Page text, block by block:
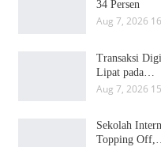
34 Persen
Aug 7, 2026
Transaksi
Lipat pada…
Aug 7, 2026
Sekolah
Topping